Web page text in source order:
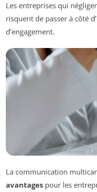
Les entreprises qui
risquent de passer à côté
d’engagement.
La communication
avantages pour les